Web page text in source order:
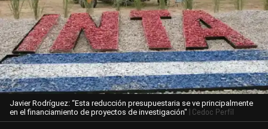
Javier Rodríguez: “Esta reducción presupuestaria se ve principalmente
en el financiamiento de proyectos de investigación" | Cedoc Perfil